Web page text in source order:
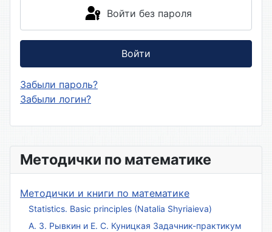
Методички по математике
Методички и книги по математике
Statistics. Basic principles (Natalia Shyriaieva)
А. З. Рывкин и Е. С. Куницкая Задачник-практикум
Войти без пароля
Войти
Забыли пароль?
Забыли логин?